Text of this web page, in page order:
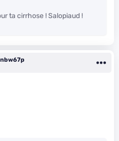
ta cirrhose ! Salopiaud !